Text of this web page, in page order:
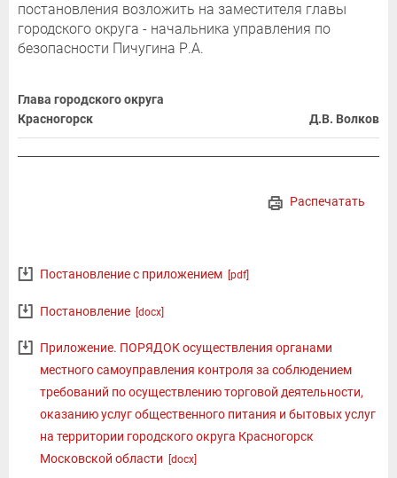
постановления возложить на заместителя главы
городского округа - начальника управления по
безопасности Пичугина Р.А.
Глава городского округа
Красногорск
Д.В. Волков
Распечатать
Постановление с приложением [pdf]
Постановление [docx]
Приложение. ПОРЯДОК осуществления органами
местного самоуправления контроля за соблюдением
требований по осуществлению торговой деятельности,
оказанию услуг общественного питания и бытовых услуг
на территории городского округа Красногорск
Московской области
[docx]